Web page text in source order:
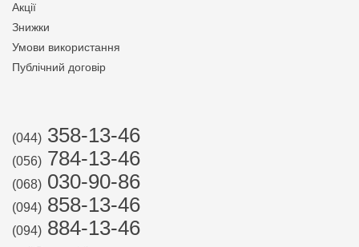
Акції
Знижки
Умови використання
Публічний договір
(044) 358-13-46
(056) 784-13-46
(068) 030-90-86
(094) 858-13-46
(094) 884-13-46